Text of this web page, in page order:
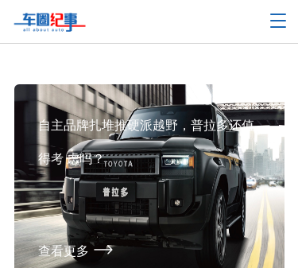
T
e
n
v
i
g
i
n
自主品牌扎堆推硬派越野，普拉多还值
得考 虑吗？
查看更多